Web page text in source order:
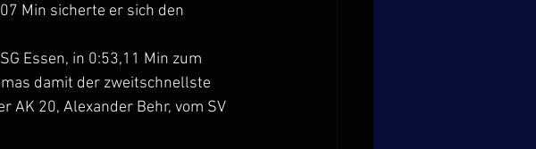
Min sicherte er sich den
Essen, in 0:53,11 Min zum
damit der zweitschnellste
AK 20, Alexander Behr, vom SV